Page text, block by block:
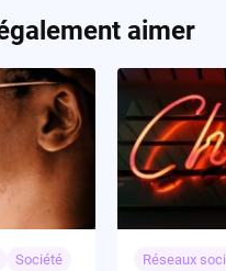
aimer
Société
Réseaux